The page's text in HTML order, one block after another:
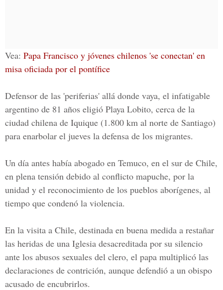
Vea: Papa Francisco y jóvenes chilenos 'se conectan' en
misa oficiada por el pontífice
Defensor de las 'periferias' allá donde vaya, el infatigable
argentino de 81 años eligió Playa Lobito, cerca de la
ciudad chilena de Iquique (1.800 km al norte de Santiago)
para enarbolar el jueves la defensa de los migrantes.
Un día antes había abogado en Temuco, en el sur de Chile,
en plena tensión debido al conflicto mapuche, por la
unidad y el reconocimiento de los pueblos aborígenes, al
tiempo que condenó la violencia.
En la visita a Chile, destinada en buena medida a restañar
las heridas de una Iglesia desacreditada por su silencio
ante los abusos sexuales del clero, el papa multiplicó las
declaraciones de contrición, aunque defendió a un obispo
acusado de encubrirlos.